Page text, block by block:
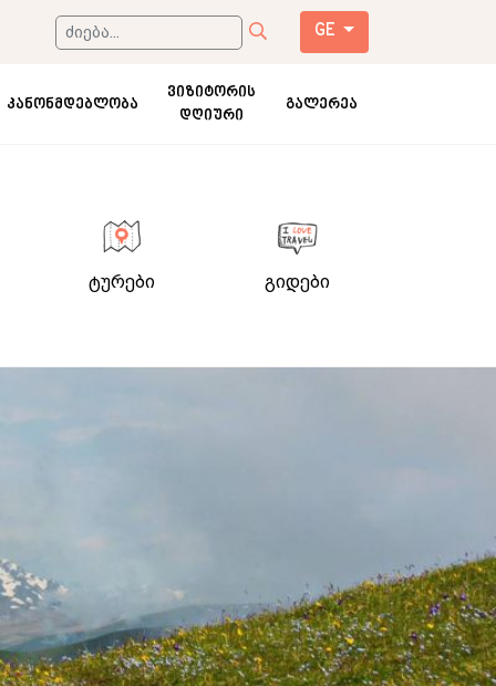
GE
კანონმდებლობა
ვიზიტორის
დღიური
გალერეა
ტურები გიდები